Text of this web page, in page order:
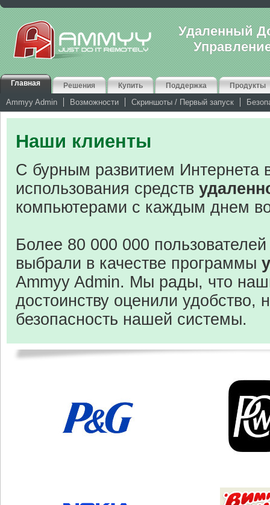
Удаленный
Главная Решения Купить Поддержка Продукты
Ammyy Admin Возможности Скриншоты / Первый запуск
Наши клиенты
С бурным развитием Интернета
использования средств
компьютерами с каждым днем
Более 80 000 000
выбрали в качестве программы
Ammyy Admin. Мы рады, что
достоинству оценили удобство,
безопасность нашей системы.